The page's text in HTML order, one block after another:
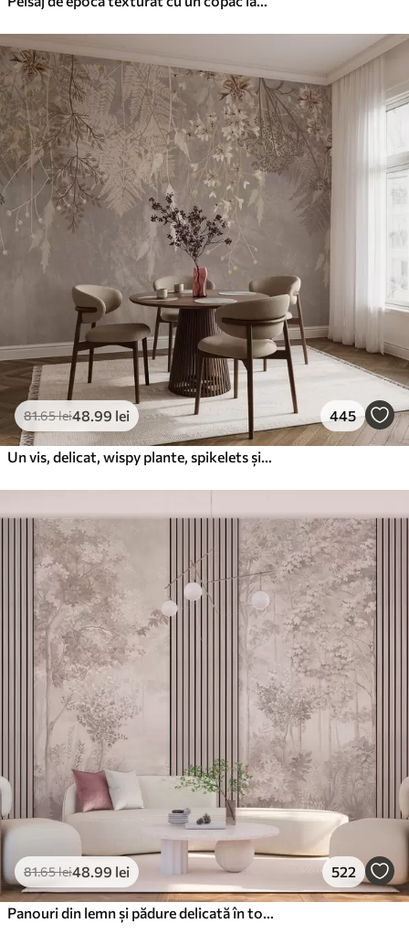
81.65lei48 .99 lei 445
81.65lei48 .99 lei 522